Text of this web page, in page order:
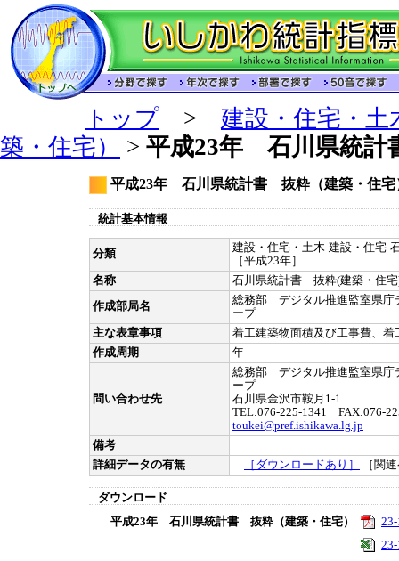
トップ > 建設・住宅・土
築・住宅）
> 平成23年 石川県統計
平成23年 石川県統計書 抜粋（建築・住宅
統計基本情報
分類
建設・住宅・土木-建設・住宅
［平成23年］
名称
石川県統計書 抜粋(建築・住
作成部局名
総務部 デジタル推進監室県庁
ープ
主な表章事項
着工建築物面積及び工事費、
作成周期
年
問い合わせ先
総務部 デジタル推進監室県庁
ープ
石川県金沢市鞍月1-1
TEL:076-225-1341 FAX:076-
toukei@pref.ishikawa.lg.jp
備考
詳細データの有無
［ダウンロードあり］ ［関
ダウンロード
平成23年 石川県統計書 抜粋（建築・住宅）